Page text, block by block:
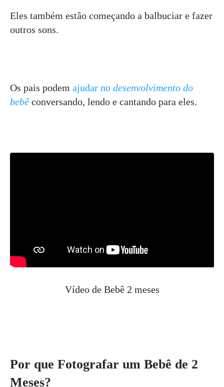
Eles também estão começando a balbuciar e fazer
outros sons.
Os pais podem ajudar no desenvolvimento do
bebê conversando, lendo e cantando para eles.
Vídeo de Bebê 2 meses
Por que Fotografar um Bebê de 2
Meses?